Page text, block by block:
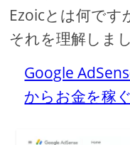
Ezoicとは何です
それを理解しま
Google
からお金を稼ぐ